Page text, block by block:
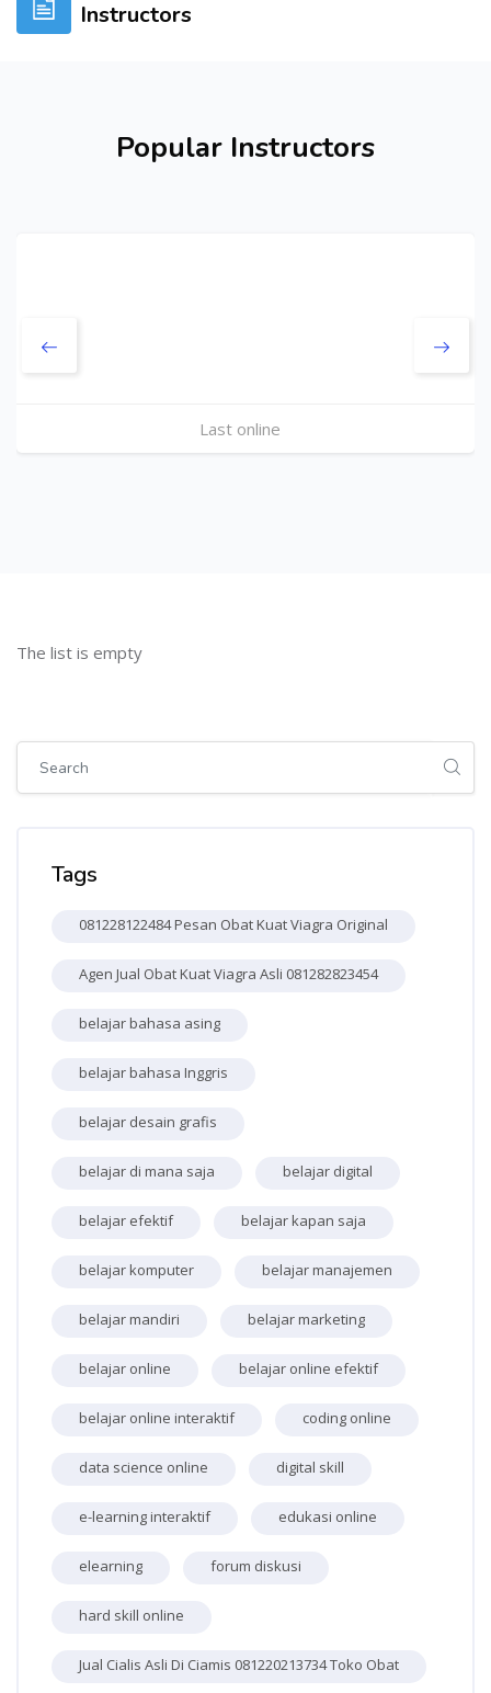
Instructors
Popular Instructors
Last online
Skip [Cocoon] Users
The list is empty
Tags
081228122484 Pesan Obat Kuat Viagra Original
Agen Jual Obat Kuat Viagra Asli 081282823454
belajar bahasa asing
belajar bahasa Inggris
belajar desain grafis
belajar di mana saja belajar digital
belajar efektif belajar kapan saja
belajar komputer belajar manajemen
belajar mandiri belajar marketing
belajar online belajar online efektif
belajar online interaktif coding online
data science online digital skill
e-learning interaktif edukasi online
elearning forum diskusi
hard skill online
Jual Cialis Asli Di Ciamis 081220213734 Toko Obat